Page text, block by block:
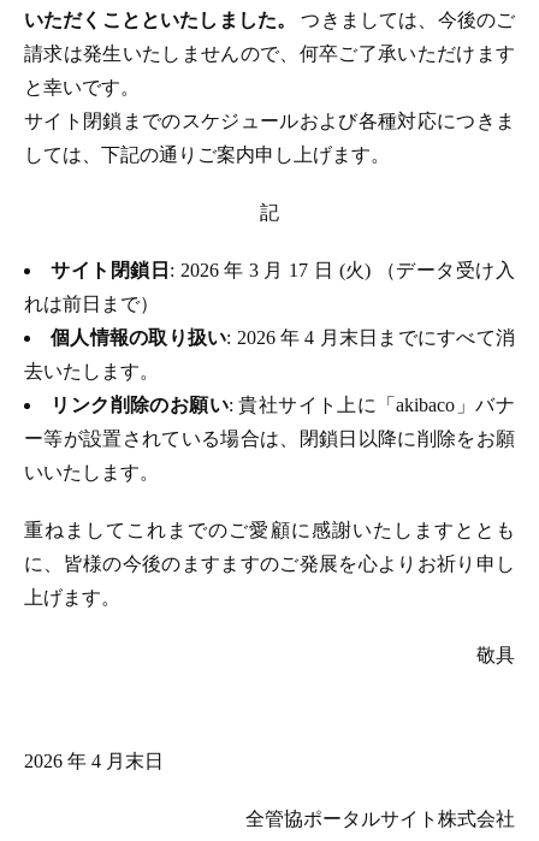
いただくことといたしました。つきましては、今後のご
請求は発生いたしませんので、何卒ご了承いただけます
と幸いです。
サイト閉鎖までのスケジュールおよび各種対応につきま
しては、下記の通りご案内申し上げます。
記
サイト閉鎖日 : 2026 年 3 月 17 日 (火) （データ受け入
れは前日まで）
個人情報の取り扱い: 2026 年 4 月末日までにすべて消
去いたします。
リンク削除のお願い: 貴社サイト上に「akibaco」バナ
ー等が設置されている場合は、閉鎖日以降に削除をお願
いいたします。
重ねましてこれまでのご愛顧に感謝いたしますととも
に、皆様の今後のますますのご発展を心よりお祈り申し
上げます。
敬具
2026 年 4 月末日
全管協ポータルサイト株式会社